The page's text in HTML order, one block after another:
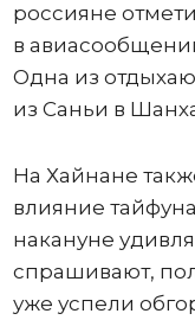
россияне
в
Одна из
из Саньи в
На Хайнане
влияние
накануне
спрашивают,
уже успели